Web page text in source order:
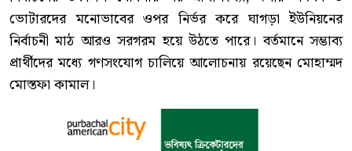
ভোটারদের মনোভাবের ওপর নির্ভর করে ঘাগড়া ইউনিয়নের
নির্বাচনী মাঠ আরও সরগরম হয়ে উঠতে পারে। বর্তমানে সম্ভাব্য
প্রার্থীদের মধ্যে গণসংযোগ চালিয়ে আলোচনায় রয়েছেন মোহাম্মদ
মোস্তফা কামাল।